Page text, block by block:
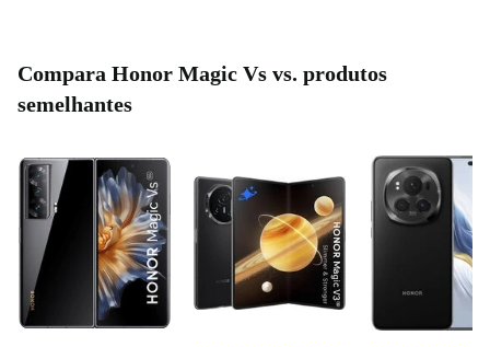
Compara Honor Magic Vs vs. produtos
semelhantes